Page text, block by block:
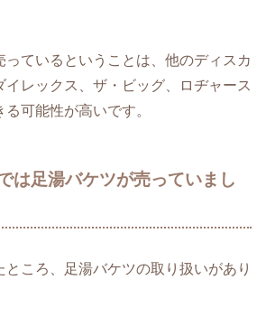
っているということは、他のディスカ
イレックス、ザ・ビッグ、ロヂャース
可能性が高いです。
は足湯バケツが売っていまし
ところ、足湯バケツの取り扱いがあり